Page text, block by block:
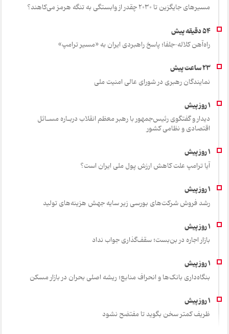
مسیرهای جایگزین تا ۲۰۳۰ چقدر از وابستگی به تنگه هرمز می‌کاهند؟
راه‌آهن کلاله–جلفا؛ پاسخ راهبردی ایران به «مسیر ترامپ»
نمایندگان رهبری در شورای عالی امنیت ملی
دیدار و گفتگوی رئیس‌جمهور با رهبر معظم انقلاب دربـاره مسـائل
اقتصادی و نظامی کشور
آیا ترامپ علت کاهش ارزش پول ملی ایران است؟
رشد فروش شرکت‌های بورسی زیر سایه جهش هزینه‌های تولید
بازار اجاره در بن‌بست؛ سقف‌گذاری جواب نداد
بنگاه‌داری بانک‌ها و انحراف منابع؛ ریشه اصلی بحران در بازار مسکن
ظریف کمتر سخن بگوید تا مفتضح نشود